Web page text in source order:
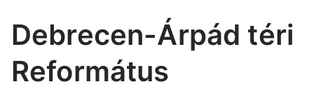
content
Debrecen-Árpád téri
Református